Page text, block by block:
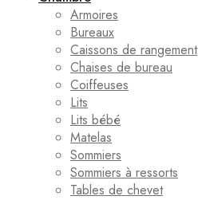
Armoires
Bureaux
Caissons de rangement
Chaises de bureau
Coiffeuses
Lits
Lits bébé
Matelas
Sommiers
Sommiers à ressorts
Tables de chevet